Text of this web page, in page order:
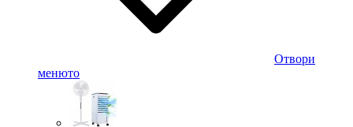
Отвори
менюто